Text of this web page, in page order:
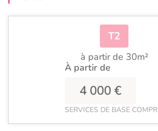
T2
à partir de 30m²
À partir de
4 000 €
SERVICES DE BASE